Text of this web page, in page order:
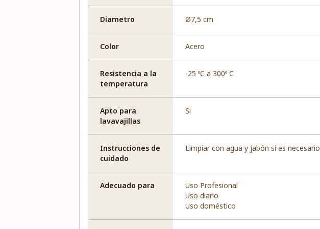
Diametro Ø7,5 cm
Color Acero
Resistencia a la
temperatura
-25 ºC a 300º C
Apto para
lavavajillas
Si
Instrucciones de
cuidado
Limpiar con agua y jabón si es necesario
Adecuado para
Uso Profesional
Uso diario
Uso doméstico